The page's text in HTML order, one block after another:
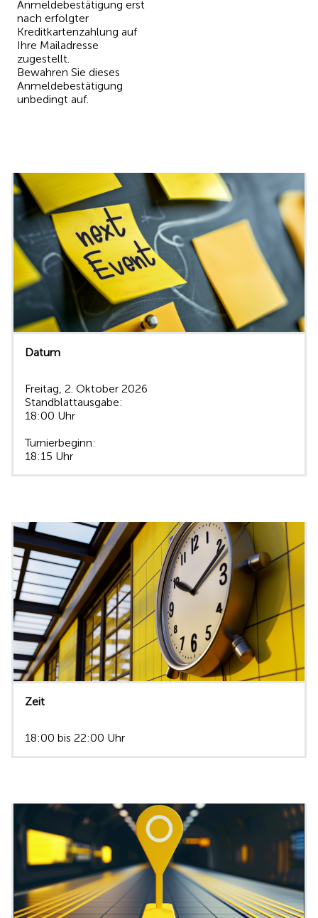
Anmeldebestätigung erst
nach erfolgter
Kreditkartenzahlung auf
Ihre Mailadresse
zugestellt.
Bewahren Sie dieses
Anmeldebestätigung
unbedingt auf.
Datum
Freitag, 2. Oktober 2026
Standblattausgabe:
18:00 Uhr
Turnierbeginn:
18:15 Uhr
Zeit
18:00 bis 22:00 Uhr